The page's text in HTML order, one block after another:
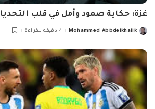
غزة: حكاية صمود وأمل في قلب
Posted
Mohammed Abbdelkhalik 4 دقيقة للقراءة